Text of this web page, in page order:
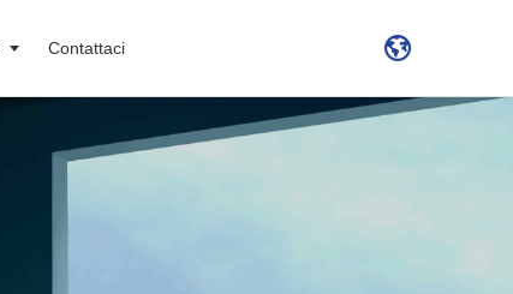
Contattaci